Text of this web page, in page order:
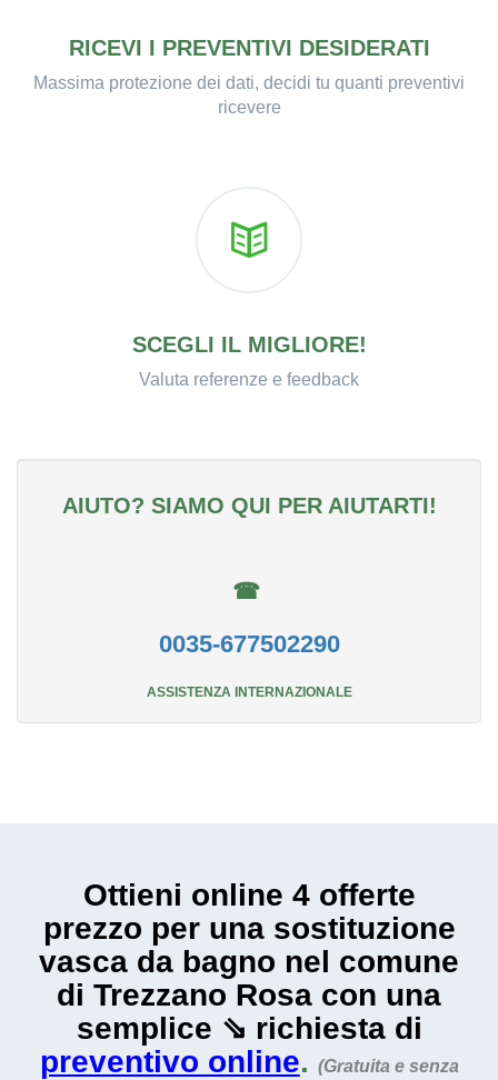
RICEVI I PREVENTIVI DESIDERATI
Massima protezione dei dati, decidi tu quanti preventivi
ricevere
SCEGLI IL MIGLIORE!
Valuta referenze e feedback
AIUTO? SIAMO QUI PER AIUTARTI!
☎
0035-677502290
ASSISTENZA INTERNAZIONALE
Ottieni online 4 offerte
prezzo per una sostituzione
vasca da bagno nel comune
di Trezzano Rosa con una
semplice ⇘ richiesta di
preventivo online. (Gratuita e senza